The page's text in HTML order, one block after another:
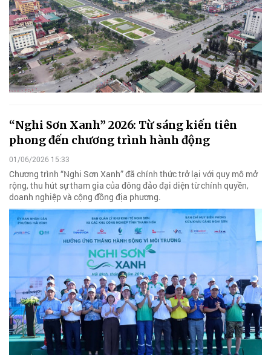
“Nghi Sơn Xanh” 2026: Từ sáng kiến tiên
phong đến chương trình hành động
01/06/2026 15:33
Chương trình “Nghi Sơn Xanh” đã chính thức trở lại với quy mô mở
rộng, thu hút sự tham gia của đông đảo đại diện từ chính quyền,
doanh nghiệp và cộng đồng địa phương.